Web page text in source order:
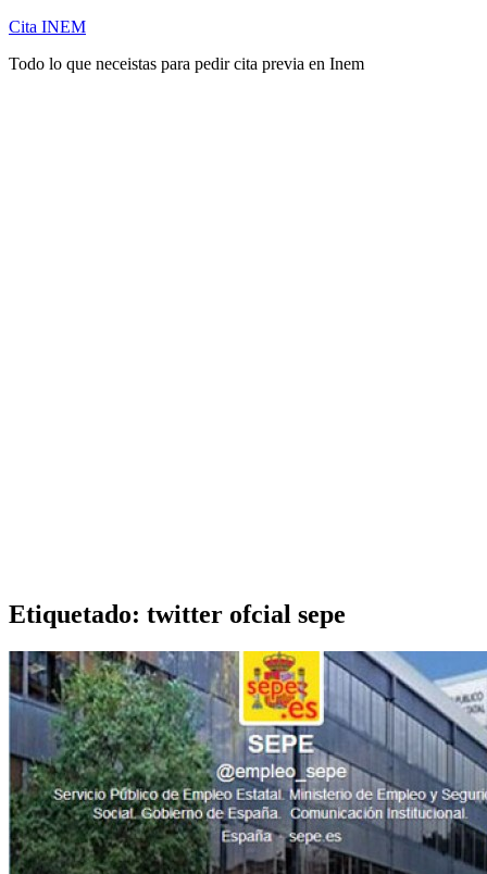
Cita INEM
Todo lo que neceistas para pedir cita previa en Inem
Etiquetado: twitter ofcial sepe